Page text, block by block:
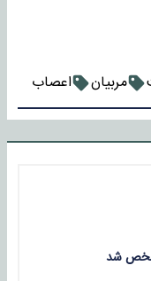
مربیان اعصاب
شد